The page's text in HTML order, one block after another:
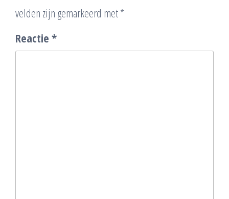
velden zijn gemarkeerd met*
Reactie *